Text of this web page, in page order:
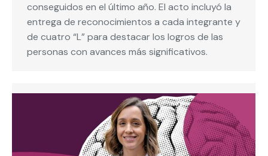
conseguidos en el último año. El acto incluyó la
entrega de reconocimientos a cada integrante y
de cuatro “L” para destacar los logros de las
personas con avances más significativos.